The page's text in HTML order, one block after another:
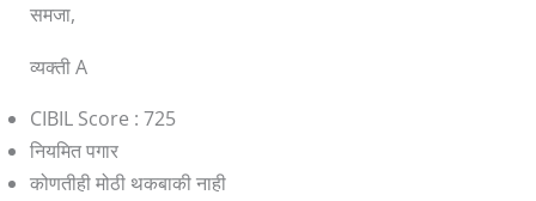
समजा,
व्यक्ती A
CIBIL Score : 725
नियमित पगार
कोणतीही मोठी थकबाकी नाही